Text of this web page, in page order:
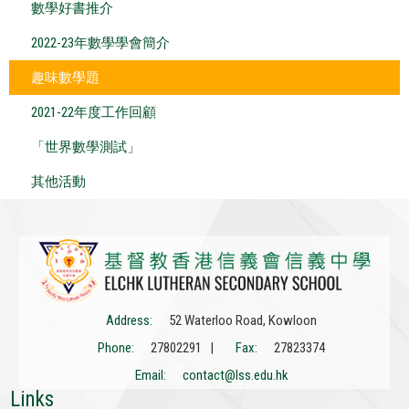
數學好書推介
2022-23年數學學會簡介
趣味數學題
2021-22年度工作回顧
「世界數學測試」
其他活動
Address:
52 Waterloo Road, Kowloon
Phone:
27802291 | Fax:
27823374
Email:
contact@lss.edu.hk
Links